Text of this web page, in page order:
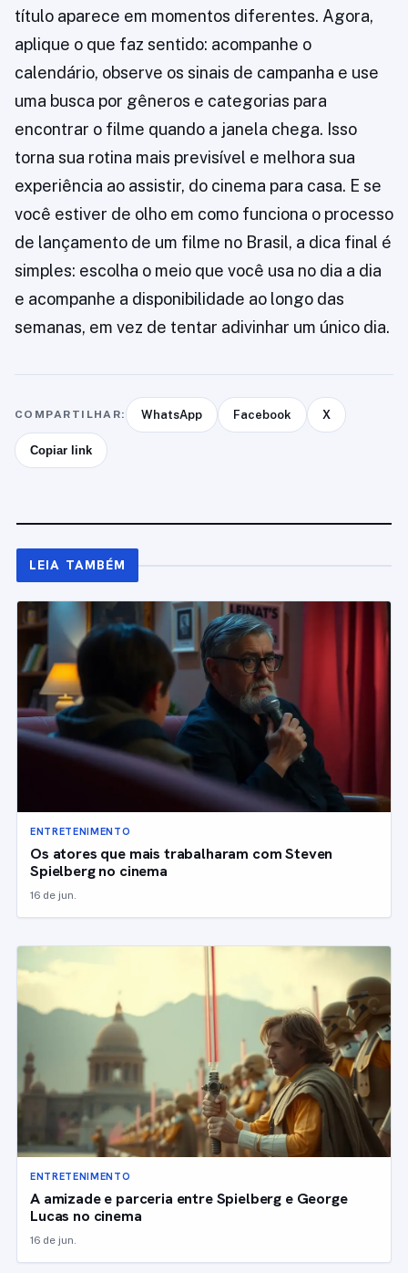
título aparece em momentos diferentes. Agora,
aplique o que faz sentido: acompanhe o
calendário, observe os sinais de campanha e use
uma busca por gêneros e categorias para
encontrar o filme quando a janela chega. Isso
torna sua rotina mais previsível e melhora sua
experiência ao assistir, do cinema para casa. E se
você estiver de olho em como funciona o processo
de lançamento de um filme no Brasil, a dica final é
simples: escolha o meio que você usa no dia a dia
e acompanhe a disponibilidade ao longo das
semanas, em vez de tentar adivinhar um único dia.
COMPARTILHAR: WhatsApp Facebook X
Copiar link
LEIA TAMBÉM
ENTRETENIMENTO
Os atores que mais trabalharam com Steven
Spielberg no cinema
16 de jun.
ENTRETENIMENTO
A amizade e parceria entre Spielberg e George
Lucas no cinema
16 de jun.